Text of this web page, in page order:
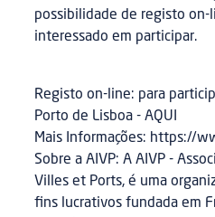
possibilidade de registo on-
interessado em participar.
Registo on-line: para
Porto de Lisboa - AQUI
Mais Informações: https://
Sobre a AIVP: A AIVP -
Villes et Ports, é uma
fins lucrativos fundada em